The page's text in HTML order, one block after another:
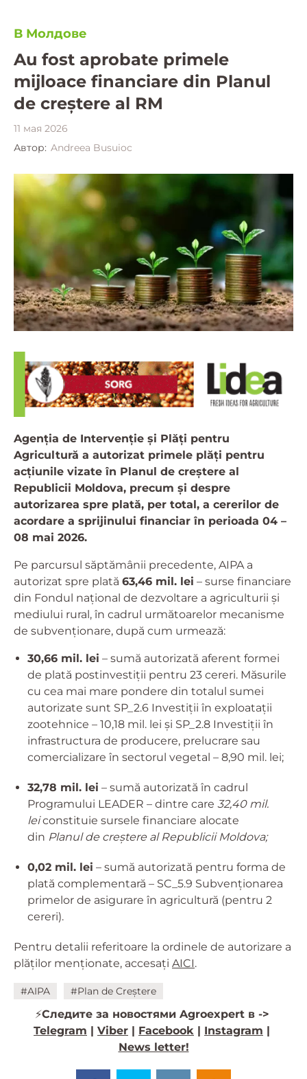
В Молдове
Au fost aprobate primele
mijloace financiare din Planul
de creștere al RM
11 мая 2026
Автор: Andreea Busuioc
Agenția de Intervenție și Plăți pentru
Agricultură a autorizat primele plăți pentru
acțiunile vizate în Planul de creștere al
Republicii Moldova, precum și despre
autorizarea spre plată, per total, a cererilor de
acordare a sprijinului financiar în perioada 04 –
08 mai 2026.
Pe parcursul săptămânii precedente, AIPA a
autorizat spre plată 63,46 mil. lei – surse financiare
din Fondul național de dezvoltare a agriculturii și
mediului rural, în cadrul următoarelor mecanisme
de subvenționare, după cum urmează:
30,66 mil. lei – sumă autorizată aferent formei
de plată postinvestiții pentru 23 cereri. Măsurile
cu cea mai mare pondere din totalul sumei
autorizate sunt SP_2.6 Investiții în exploatații
zootehnice – 10,18 mil. lei și SP_2.8 Investiții în
infrastructura de producere, prelucrare sau
comercializare în sectorul vegetal – 8,90 mil. lei;
32,78 mil. lei – sumă autorizată în cadrul
Programului LEADER – dintre care 32,40 mil.
leiconstituie sursele financiare alocate
din Planul de creștere al Republicii Moldova;
0,02 mil. lei – sumă autorizată pentru forma de
plată complementară – SC_5.9 Subvenționarea
primelor de asigurare în agricultură (pentru 2
cereri).
Pentru detalii referitoare la ordinele de autorizare a
plăților menționate, accesați AICI.
#AIPA #Plan de Creștere
⚡️Следите за новостями Agroexpert в ->
Telegram | Viber | Facebook | Instagram |
News letter!